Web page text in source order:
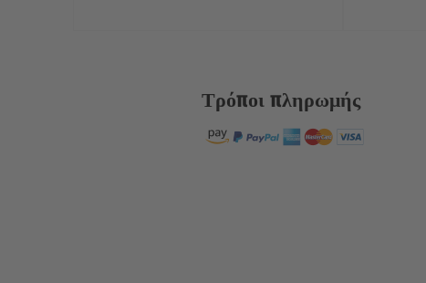
Τρόποι πληρωμής